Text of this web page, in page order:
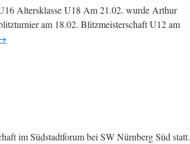
Altersklasse U18 Am 21.02. wurde Arthur
am 18.02. Blitzmeisterschaft U12 am
im Südstadtforum bei SW Nürnberg Süd statt.